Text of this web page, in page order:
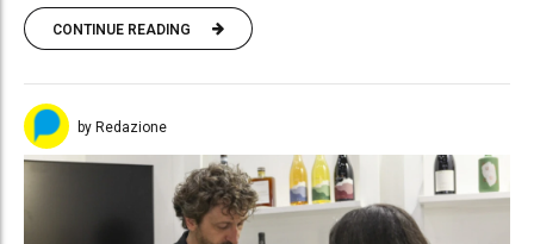
CONTINUE READING
by Redazione